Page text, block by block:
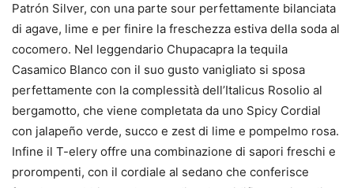
Patrón Silver, con una parte sour perfettamente bilanciata
di agave, lime e per finire la freschezza estiva della soda al
cocomero. Nel leggendario Chupacapra la tequila
Casamico Blanco con il suo gusto vanigliato si sposa
perfettamente con la complessità dell’Italicus Rosolio al
bergamotto, che viene completata da uno Spicy Cordial
con jalapeño verde, succo e zest di lime e pompelmo rosa.
Infine il T-elery offre una combinazione di sapori freschi e
prorompenti, con il cordiale al sedano che conferisce